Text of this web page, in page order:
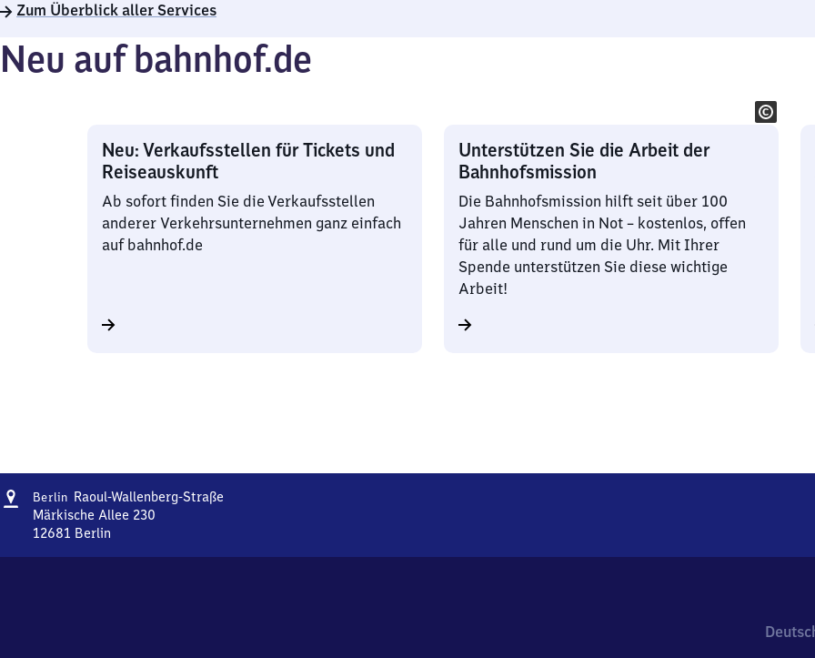
Zum Überblick aller Services
Neu auf bahnhof.de
Neu: Verkaufsstellen für Tickets und
Reiseauskunft
Ab sofort finden Sie die Verkaufsstellen
anderer Verkehrsunternehmen ganz einfach
auf bahnhof.de
Unterstützen Sie die Arbeit der
Bahnhofsmission
Die Bahnhofsmission hilft seit über 100
Jahren Menschen in Not – kostenlos, offen
für alle und rund um die Uhr. Mit Ihrer
Spende unterstützen Sie diese wichtige
Arbeit!
Adresse
Berlin Raoul-Wallenberg-StraßeBerlin
Märkische Allee 230
12681 Berlin